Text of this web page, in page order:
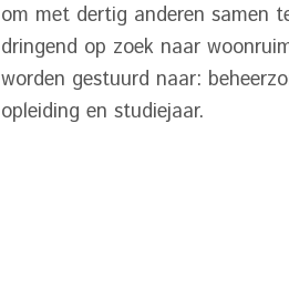
om met dertig anderen samen
dringend op zoek naar
worden gestuurd naar:
opleiding en studiejaar.